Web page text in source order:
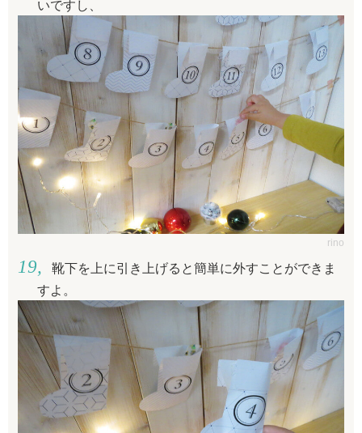
いですし、
rino
靴下を上に引き上げると簡単に外すことができま
すよ。